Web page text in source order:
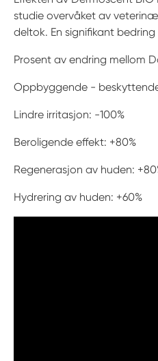
studie overvåket av
deltok. En signifikant
Prosent av endring mellom
Oppbyggende -
Lindre irritasjon: -100%
Beroligende effekt: +80%
Regenerasjon av huden:
Hydrering av huden: +60%